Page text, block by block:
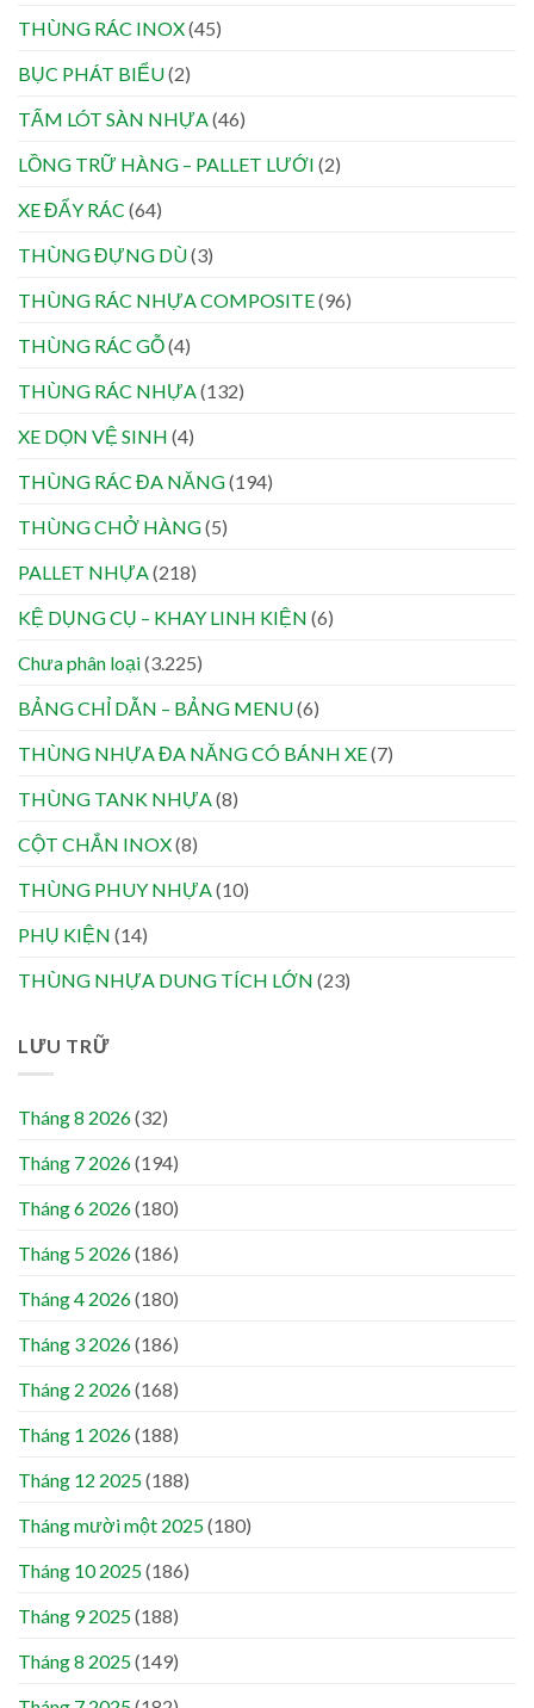
THÙNG RÁC INOX(45)
BỤC PHÁT BIỂU(2)
TẤM LÓT SÀN NHỰA (46)
LỒNG TRỮ HÀNG – PALLET LƯỚI (2)
XE ĐẨY RÁC (64)
THÙNG ĐỰNG DÙ(3)
THÙNG RÁC NHỰA COMPOSITE(96)
THÙNG RÁC GỖ(4)
THÙNG RÁC NHỰA (132)
XE DỌN VỆ SINH (4)
THÙNG RÁC ĐA NĂNG(194)
THÙNG CHỞ HÀNG(5)
PALLET NHỰA (218)
KỆ DỤNG CỤ – KHAY LINH KIỆN (6)
Chưa phân loại(3.225)
BẢNG CHỈ DẪN – BẢNG MENU(6)
THÙNG NHỰA ĐA NĂNG CÓ BÁNH XE(7)
THÙNG TANK NHỰA (8)
CỘT CHẮN INOX(8)
THÙNG PHUY NHỰA (10)
PHỤ KIỆN (14)
THÙNG NHỰA DUNG TÍCH LỚN (23)
LƯU TRỮ
Tháng 8 2026(32)
Tháng 7 2026(194)
Tháng 6 2026(180)
Tháng 5 2026(186)
Tháng 4 2026(180)
Tháng 3 2026(186)
Tháng 2 2026(168)
Tháng 1 2026(188)
Tháng 12 2025(188)
Tháng mười một 2025(180)
Tháng 10 2025(186)
Tháng 9 2025(188)
Tháng 8 2025(149)